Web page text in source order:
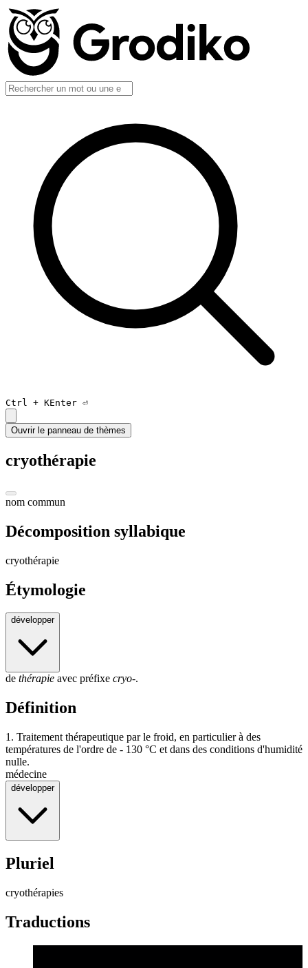
Ctrl + KEnter ⏎
Ouvrir le panneau de thèmes
cryothérapie
nom commun
Décomposition syllabique
cryothérapie
Étymologie
développer
de thérapie avec préfixe cryo-.
Définition
1. Traitement thérapeutique par le froid, en particulier à des
températures de l'ordre de - 130 °C et dans des conditions d'humidité
nulle.
médecine
développer
Pluriel
cryothérapies
Traductions